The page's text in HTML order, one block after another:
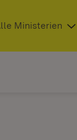
neuem Fenster)
Ministerien